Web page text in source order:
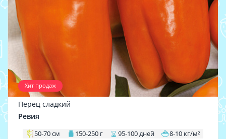
Хит продаж
Перец сладкий
Ревия
50-70 см 150-250 г 95-100 дней 8-10 кг/м²